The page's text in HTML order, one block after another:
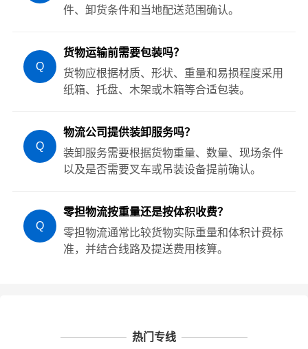
件、卸货条件和当地配送范围确认。
Q
货物运输前需要包装吗？
货物应根据材质、形状、重量和易损程度采用
纸箱、托盘、木架或木箱等合适包装。
Q
物流公司提供装卸服务吗？
装卸服务需要根据货物重量、数量、现场条件
以及是否需要叉车或吊装设备提前确认。
Q
零担物流按重量还是按体积收费？
零担物流通常比较货物实际重量和体积计费标
准，并结合线路及提送费用核算。
热门专线